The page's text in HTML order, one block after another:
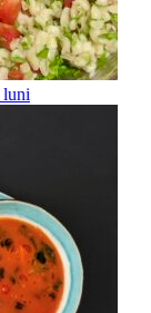
luni